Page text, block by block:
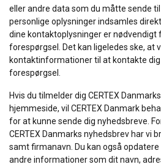
eller andre data som du måtte sende
personlige oplysninger indsamles
dine kontaktoplysninger er nødvendigt
forespørgsel. Det kan ligeledes ske, at
kontaktinformationer til at kontakte
forespørgsel.
Hvis du tilmelder dig CERTEX
hjemmeside, vil CERTEX Danmark
for at kunne sende dig nyhedsbreve.
CERTEX Danmarks nyhedsbrev har vi
samt firmanavn. Du kan også
andre informationer som dit navn,